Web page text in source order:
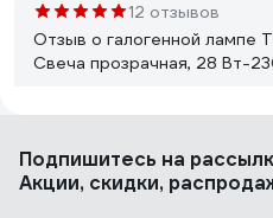
12 отзывов
Отзыв о галогенной лампе
Свеча прозрачная, 28 Вт-
Свет теплый, при низком
полностью, как это делают
Подпишитесь на
Акции, скидки,